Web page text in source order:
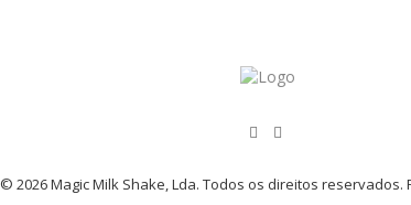
© 2026 Magic Milk Shake, Lda. Todos os direitos reservados.